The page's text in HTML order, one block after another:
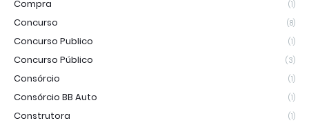
Compra (1)
Concurso (8)
Concurso Publico (1)
Concurso Público (3)
Consórcio (1)
Consórcio BB Auto (1)
Construtora (1)